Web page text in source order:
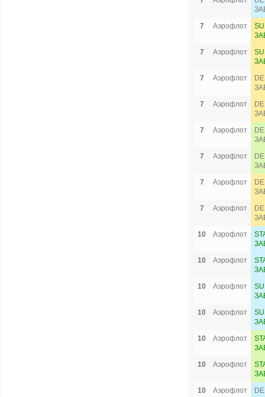
7
Аэрофлот
7
Аэрофлот
7
Аэрофлот
7
Аэрофлот
7
Аэрофлот
7
Аэрофлот
7
Аэрофлот
7
Аэрофлот
10
Аэрофлот
10
Аэрофлот
10
Аэрофлот
10
Аэрофлот
10
Аэрофлот
10
Аэрофлот
10
Аэрофлот